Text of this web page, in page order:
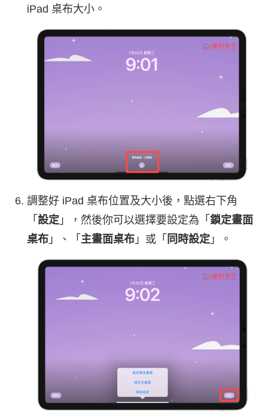
iPad 桌布大小。
調整好 iPad 桌布位置及大小後，點選右下角
「 設定 」，然後你可以選擇要設定為「 鎖定畫面
桌布 」、「 主畫面桌布 」或「 同時設定 」。